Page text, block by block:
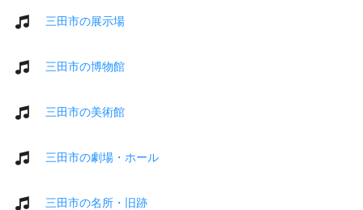
三田市の展示場
三田市の博物館
三田市の美術館
三田市の劇場・ホール
三田市の名所・旧跡